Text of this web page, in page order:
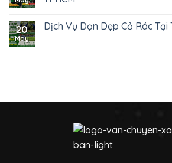
20
May
Dịch Vụ Dọn Dẹp Cỏ Rác Tại